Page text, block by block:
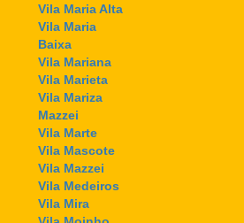
Vila Maria Alta
Vila Maria
Baixa
Vila Mariana
Vila Marieta
Vila Mariza
Mazzei
Vila Marte
Vila Mascote
Vila Mazzei
Vila Medeiros
Vila Mira